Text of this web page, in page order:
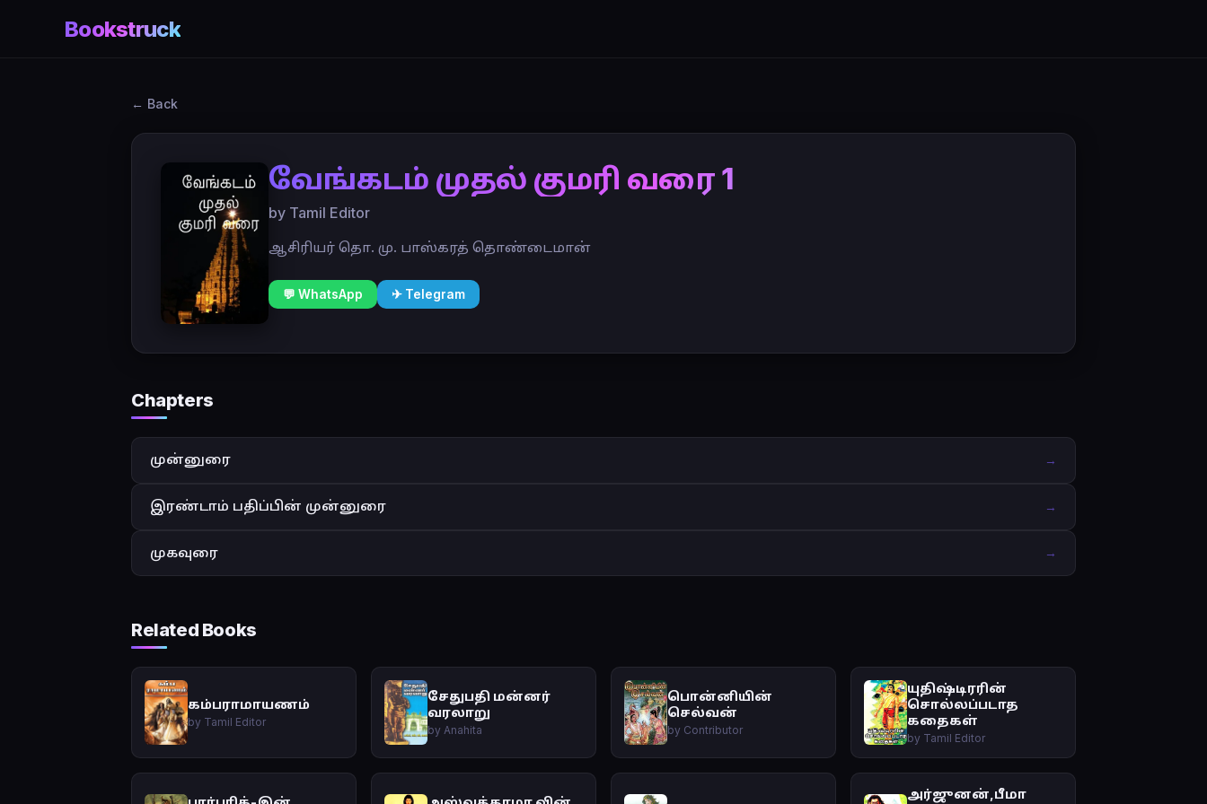
Bookstruck
← Back
வேங்கடம் முதல் குமரி வரை 1
by Tamil Editor
ஆசிரியர் தொ. மு. பாஸ்கரத் தொண்டைமான்‎
💬 WhatsApp ✈ Telegram
Chapters
முன்னுரை →
இரண்டாம் பதிப்பின் முன்னுரை →
முகவுரை →
Related Books
கம்பராமாயணம்
by Tamil Editor
சேதுபதி மன்னர்
வரலாறு
by Anahita
பொன்னியின்
செல்வன்
by Contributor
யுதிஷ்டிரரின்
சொல்லப்படாத
கதைகள்
by Tamil Editor
அர்ஜுனன்,பீமா